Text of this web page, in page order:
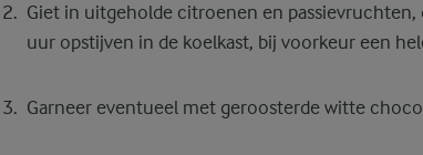
Giet in uitgeholde citroenen en passievruchten,
uur opstijven in de koelkast, bij voorkeur een
Garneer eventueel met geroosterde witte